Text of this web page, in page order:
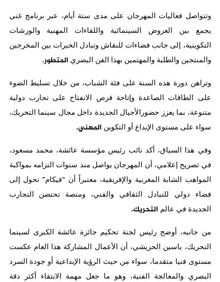
وتتواصل فعاليات المهرجان على مدى ستة أيام، عبر برنامج غني
يجمع
بين العروض السينمائية واللقاءات المهنية
والورشات
التكوينية، إلى جانب فضاءات للنقاش وتبادل الخبرات بين المخرجين
والمنتجين والطلبة والمهتمين بهذا الفن البصري المتطور.
وتراهن دورة هذه السنة على فئة الشباب، من خلال تسليط الضوء
على
الطاقات الصاعدة وإتاحة فرص الانفتاح على تجارب دولية
متنوعة، بما يعزز حضورالأجيال الجديدة داخل مجال سينما التحريك،
سواء على مستوى الإبداع أو التكوين المهني.
وفي هذا السياق، أكد نائب رئيس مؤسسة عائشة، محمد مسعود،
في تصريح إعلامي، أن المهرجان يواصل منذ سنوات التزامه بمواكبة
المواهب الشابة المغربية والإفريقية، معتبراً أن “فيكام”تحول إلى
فضاء
دولي للتبادل الثقافي والفني، ومنصة تحتضن
التجارب
الجديدة في عالم التحريك.
من جانبه، أوضح رئيس لجنة تحكيم جائزة عائشة الكبرى لسينما
التحريك، ياسين الحريشي، أن الأعمال المشاركة هذا العام عكست
مستوى فنيا متقدما، سواء من حيث الرؤية الإبداعية أو جودة السرد
البصري
والمعالجة الفنية، وهو ما جعل مهمة الانتقاء أكثر
دقة